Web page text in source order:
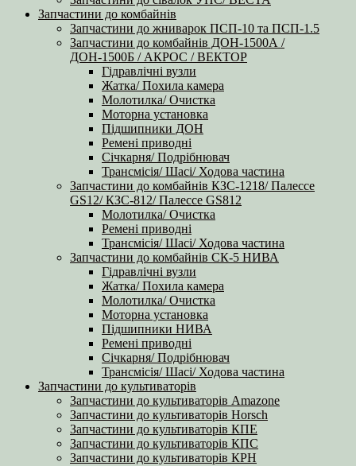
Запчастини до комбайнів
Запчастини до жниварок ПСП-10 та ПСП-1.5
Запчастини до комбайнів ДОН-1500А /
ДОН-1500Б / АКРОС / ВЕКТОР
Гідравлічні вузли
Жатка/ Похила камера
Молотилка/ Очистка
Моторна установка
Підшипники ДОН
Ремені приводні
Січкарня/ Подрібнювач
Трансмісія/ Шасі/ Ходова частина
Запчастини до комбайнів КЗС-1218/ Палессе
GS12/ КЗС-812/ Палессе GS812
Молотилка/ Очистка
Ремені приводні
Трансмісія/ Шасі/ Ходова частина
Запчастини до комбайнів СК-5 НИВА
Гідравлічні вузли
Жатка/ Похила камера
Молотилка/ Очистка
Моторна установка
Підшипники НИВА
Ремені приводні
Січкарня/ Подрібнювач
Трансмісія/ Шасі/ Ходова частина
Запчастини до культиваторів
Запчастини до культиваторів Amazone
Запчастини до культиваторів Horsch
Запчастини до культиваторів КПЕ
Запчастини до культиваторів КПС
Запчастини до культиваторів КРН